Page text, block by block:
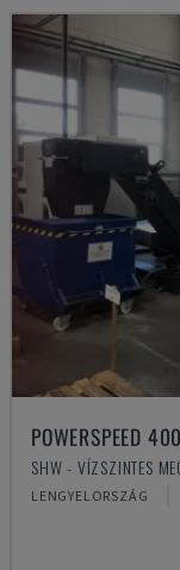
POWERSPEED
SHW - VÍZSZINTES
LENGYELORSZÁG